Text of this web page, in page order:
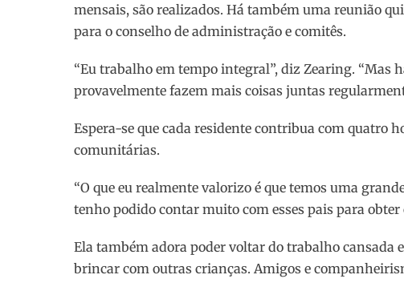
mensais, são realizados. Há também uma reunião
para o conselho de administração e comitês.
“Eu trabalho em tempo integral”, diz Zearing. “Mas
provavelmente fazem mais coisas juntas
Espera-se que cada residente contribua com quatro
comunitárias.
“O que eu realmente valorizo ​​é que temos uma
tenho podido contar muito com esses pais para obter
Ela também adora poder voltar do trabalho
brincar com outras crianças. Amigos e